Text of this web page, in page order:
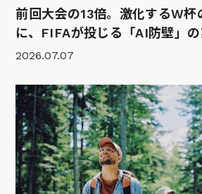
前回大会の13倍。激化するW杯
に、FIFAが投じる「AI防壁」
2026.07.07